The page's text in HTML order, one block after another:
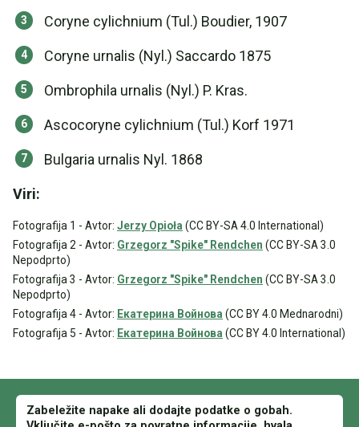
Coryne cylichnium (Tul.) Boudier, 1907
Coryne urnalis (Nyl.) Saccardo 1875
Ombrophila urnalis (Nyl.) P. Kras.
Ascocoryne cylichnium (Tul.) Korf 1971
Bulgaria urnalis Nyl. 1868
Viri:
Fotografija 1 - Avtor: Jerzy Opioła (CC BY-SA 4.0 International)
Fotografija 2 - Avtor: Grzegorz "Spike" Rendchen (CC BY-SA 3.0
Nepodprto)
Fotografija 3 - Avtor: Grzegorz "Spike" Rendchen (CC BY-SA 3.0
Nepodprto)
Fotografija 4 - Avtor: Екатерина Войнова (CC BY 4.0 Mednarodni)
Fotografija 5 - Avtor: Екатерина Войнова (CC BY 4.0 International)